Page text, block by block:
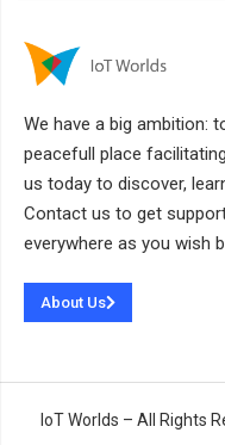
We have a big ambition:
peacefull place
us today to discover,
Contact us to get
everywhere as you wish
About Us
IoT Worlds – All Rights